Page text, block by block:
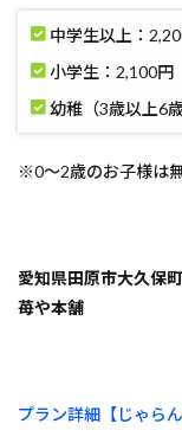
中学生以上：
小学生：2,100円
幼稚（3歳以上6
※0～2歳のお子様は無
愛知県田原市大久保
苺や本舗
プラン詳細【じゃら